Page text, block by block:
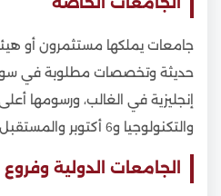
جامعات يملكها مستثمرون أو
حديثة وتخصصات مطلوبة في
إنجليزية في الغالب، ورسومها
والتكنولوجيا و6 أكتوبر والمستقبل.
الجامعات الدولية